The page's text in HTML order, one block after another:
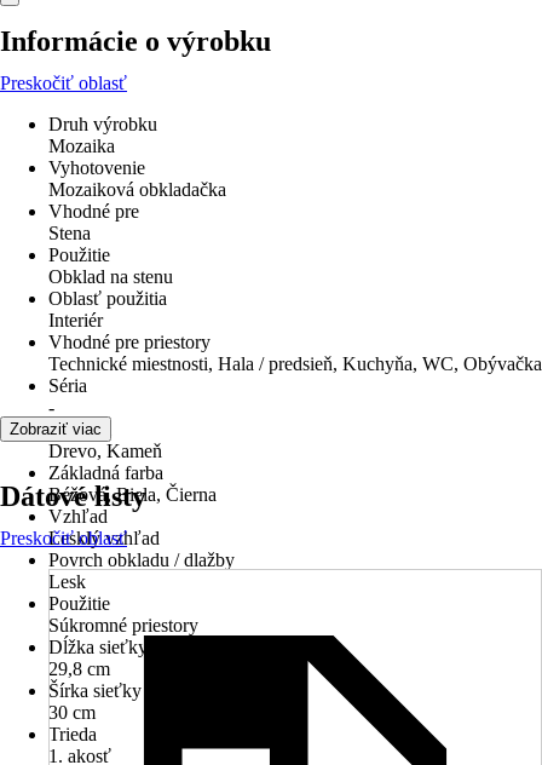
Informácie o výrobku
Preskočiť oblasť
Druh výrobku
Mozaika
Vyhotovenie
Mozaiková obkladačka
Vhodné pre
Stena
Použitie
Obklad na stenu
Oblasť použitia
Interiér
Vhodné pre priestory
Technické miestnosti, Hala / predsieň, Kuchyňa, WC, Obývačka
Séria
-
Materiál
Drevo, Kameň
Základná farba
Béžová, Biela, Čierna
Vzhľad
Lesklý vzhľad
Povrch obkladu / dlažby
Lesk
Použitie
Súkromné priestory
Dĺžka sieťky
29,8 cm
Šírka sieťky
30 cm
Trieda
1. akosť
Zobraziť viac
Dátové listy
Preskočiť oblasť